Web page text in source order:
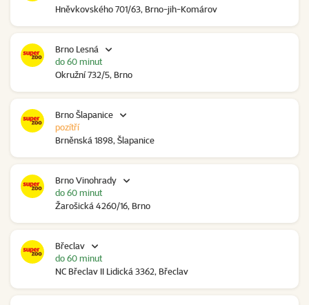
Hněvkovského 701/63, Brno-jih-Komárov
Brno Lesná
Okružní 732/5, Brno
do 60 minut
Brno Šlapanice
Brněnská 1898, Šlapanice
pozítří
Brno Vinohrady
Žarošická 4260/16, Brno
do 60 minut
Břeclav
NC Břeclav II Lidická 3362, Břeclav
do 60 minut